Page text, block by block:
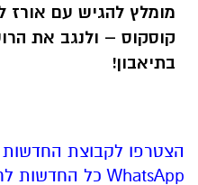
מומלץ להגיש עם אורז
קוסקוס – ולנגב את
בתיאבון!
הצטרפו לקבוצת
WhatsApp כל החדשות לחצו כאן